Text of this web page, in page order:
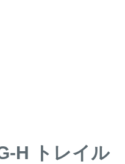
H トレイル